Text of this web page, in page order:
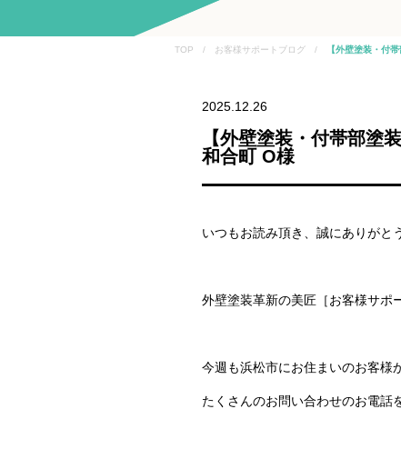
TOP / お客様サポートブログ / 【外壁塗装・付
2025.12.26
【外壁塗装・付帯部塗
和合町 O様
いつもお読み頂き、誠にありがと
外壁塗装革新の美匠［お客様サポ
今週も浜松市にお住まいのお客様
たくさんのお問い合わせのお電話